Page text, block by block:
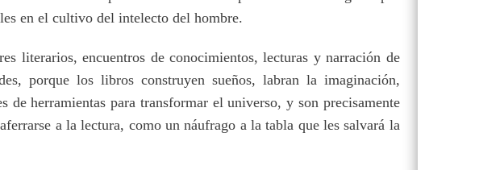
en el cultivo del intelecto del hombre.
literarios, encuentros de conocimientos, lecturas y narración de
porque los libros construyen sueños, labran la imaginación,
de herramientas para transformar el universo, y son precisamente
a la lectura, como un náufrago a la tabla que les salvará la